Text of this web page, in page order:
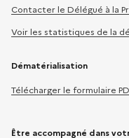
Contacter le Délégué à la
Voir les statistiques de la
Dématérialisation
Télécharger le formulaire
Être accompagné dans